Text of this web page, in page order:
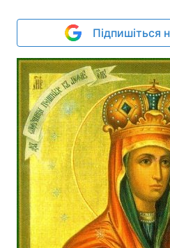
Підпишіться